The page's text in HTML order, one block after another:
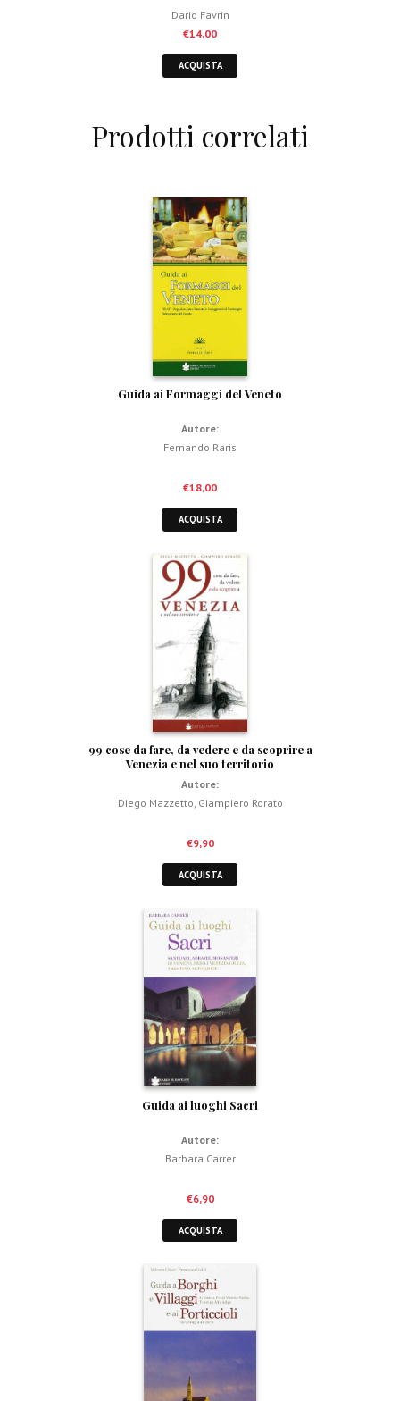
Dario Favrin
€14,00
ACQUISTA
Prodotti correlati
Guida ai Formaggi del Veneto
Autore:
Fernando Raris
€18,00
ACQUISTA
99 cose da fare, da vedere e da scoprire a
Venezia e nel suo territorio
Autore:
Diego Mazzetto Giampiero Rorato
€9,90
ACQUISTA
Guida ai luoghi Sacri
Autore:
Barbara Carrer
€6,90
ACQUISTA